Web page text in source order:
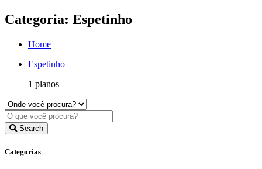
Categoria: Espetinho
Home
Espetinho
1 planos
Search
Categorias